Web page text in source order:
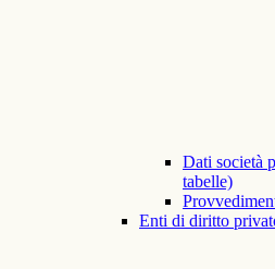
Dati società
tabelle)
Enti di diritto